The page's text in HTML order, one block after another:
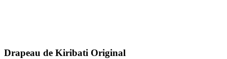
Drapeau de Kiribati Original